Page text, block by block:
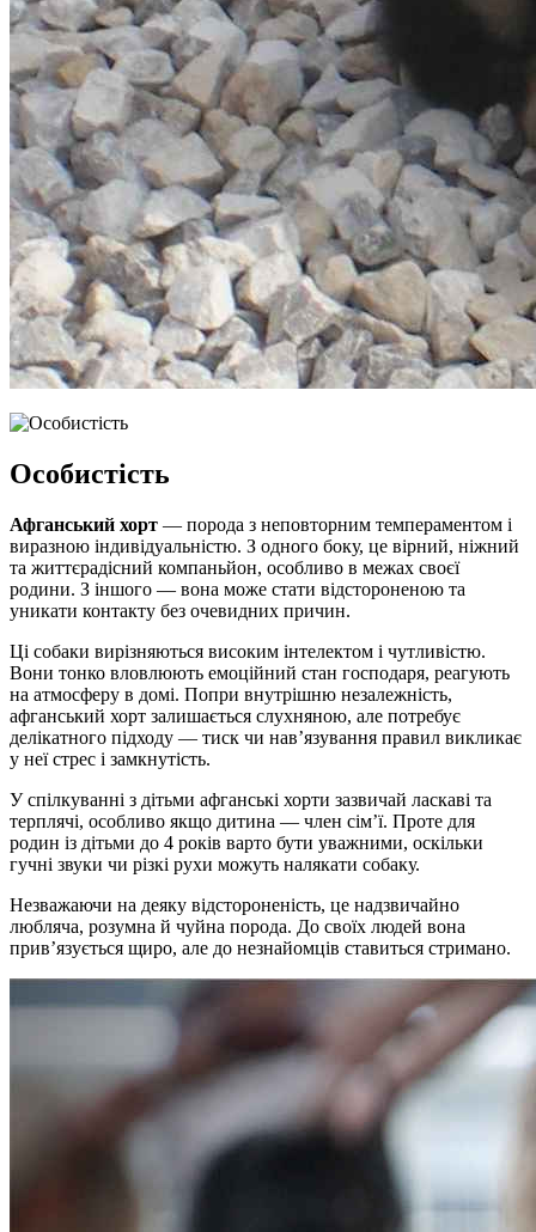
Особистість
Афганський хорт — порода з неповторним темпераментом і
виразною індивідуальністю. З одного боку, це вірний, ніжний
та життєрадісний компаньйон, особливо в межах своєї
родини. З іншого — вона може стати відстороненою та
уникати контакту без очевидних причин.
Ці собаки вирізняються високим інтелектом і чутливістю.
Вони тонко вловлюють емоційний стан господаря, реагують
на атмосферу в домі. Попри внутрішню незалежність,
афганський хорт залишається слухняною, але потребує
делікатного підходу — тиск чи нав’язування правил викликає
у неї стрес і замкнутість.
У спілкуванні з дітьми афганські хорти зазвичай ласкаві та
терплячі, особливо якщо дитина — член сім’ї. Проте для
родин із дітьми до 4 років варто бути уважними, оскільки
гучні звуки чи різкі рухи можуть налякати собаку.
Незважаючи на деяку відстороненість, це надзвичайно
любляча, розумна й чуйна порода. До своїх людей вона
прив’язується щиро, але до незнайомців ставиться стримано.